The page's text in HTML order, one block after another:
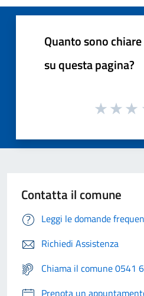
Quanto sono
su questa pagina?
Contatta il comune
Leggi le domande
Richiedi Assistenza
Chiama il comune 0541